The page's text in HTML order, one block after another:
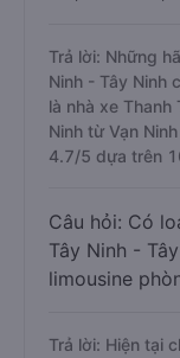
Trả lời: Những
Ninh - Tây Ninh
là nhà xe Thanh
Ninh từ Vạn
4.7/5 dựa trên
Câu hỏi: Có
Tây Ninh -
limousine
Trả lời: Hiện tại